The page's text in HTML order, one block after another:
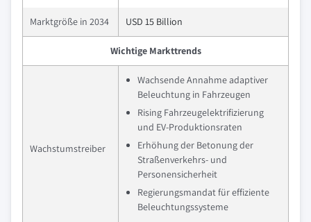
Marktgröße in 2034 USD 15 Billion
Wichtige Markttrends
Wachstumstreiber
Wachsende Annahme adaptiver
Beleuchtung in Fahrzeugen
Rising Fahrzeugelektrifizierung
und EV-Produktionsraten
Erhöhung der Betonung der
Straßenverkehrs- und
Personensicherheit
Regierungsmandat für effiziente
Beleuchtungssysteme